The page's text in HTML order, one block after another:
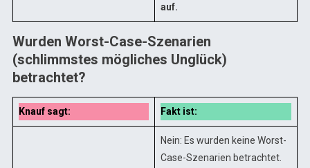
auf.
Wurden Worst-Case-Szenarien
(schlimmstes mögliches Unglück)
betrachtet?
Knauf sagt: Fakt ist:
Nein: Es wurden keine Worst-
Case-Szenarien betrachtet.